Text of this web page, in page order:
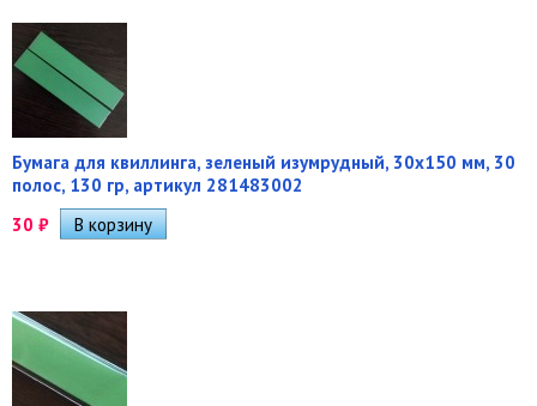
Бумага для квиллинга, зеленый изумрудный, 30х150 мм, 30
полос, 130 гр, артикул 281483002
30 ₽